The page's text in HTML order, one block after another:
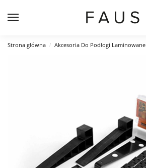
Strona główna / Akcesoria Do Podłogi Laminowane